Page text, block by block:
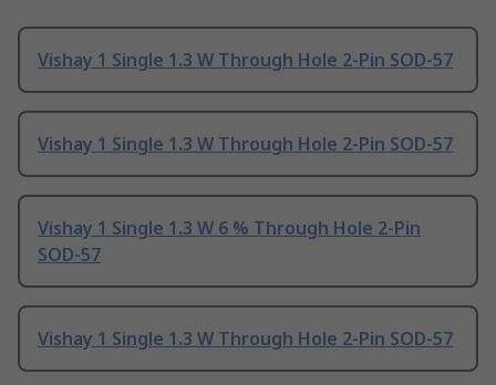
Vishay 1 Single 1.3 W Through Hole 2-Pin SOD-57
Vishay 1 Single 1.3 W Through Hole 2-Pin SOD-57
Vishay 1 Single 1.3 W 6 % Through Hole 2-Pin
SOD-57
Vishay 1 Single 1.3 W Through Hole 2-Pin SOD-57